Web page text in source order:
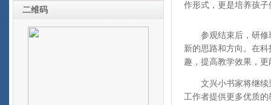
二维码
作形式，更是培养孩
参观结束后，研
新的思路和方向。在
趣，提高教学效果，
文兴小书家将继
工作者提供更多优质